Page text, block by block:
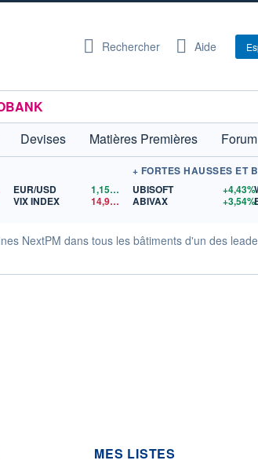
Rechercher Aide
Devises Matières Premières
Forum
$US
EUR/USD 1,1559
$US
VIX INDEX
14,90$US
+ FORTES HAUSSES ET
UBISOFT
+4,43%
ABIVAX
+3,54%
NextPM dans tous les bâtiments d'un des
MES LISTES